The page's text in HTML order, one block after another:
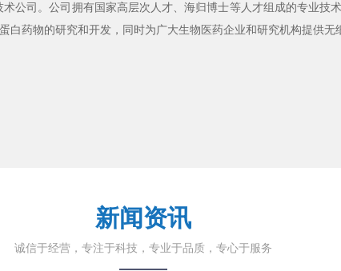
司。公司拥有国家高层次人才、海归博士等人才组成的专业技
药物的研究和开发，同时为广大生物医药企业和研究机构提供无
新闻资讯
诚信于经营，专注于科技，专业于品质，专心于服务